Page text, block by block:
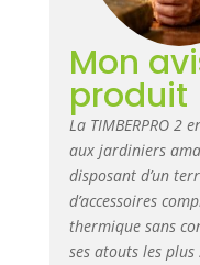
Mon
produit
La TIMBERPRO 2
aux jardiniers
disposant d’un
d’accessoires
thermique sans
ses atouts les plus